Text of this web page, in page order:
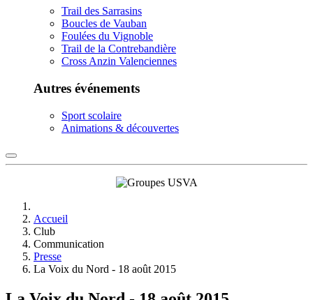
Trail des Sarrasins
Boucles de Vauban
Foulées du Vignoble
Trail de la Contrebandière
Cross Anzin Valenciennes
Autres événements
Sport scolaire
Animations & découvertes
Accueil
Club
Communication
Presse
La Voix du Nord - 18 août 2015